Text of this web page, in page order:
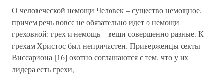
О человеческой немощи Человек – существо немощное,
причем речь вовсе не обязательно идет о немощи
греховной: грех и немощь – вещи совершенно разные. К
грехам Христос был непричастен. Приверженцы секты
Виссариона [16] охотно соглашаются с тем, что у их
лидера есть грехи,